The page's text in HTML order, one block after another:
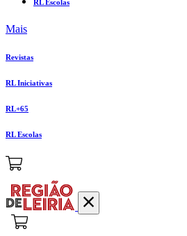
RL Escolas
Mais
Revistas
RL Iniciativas
RL+65
RL Escolas